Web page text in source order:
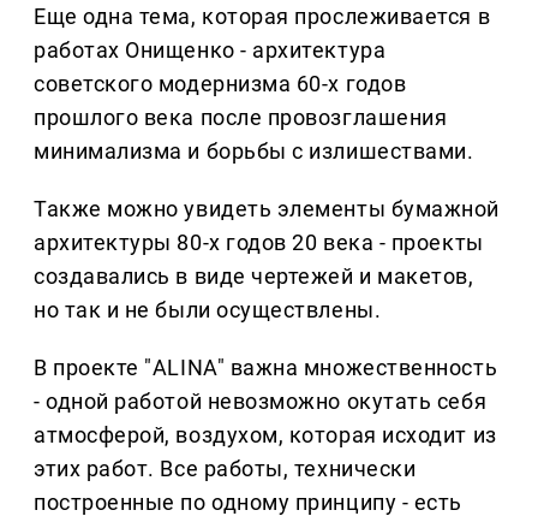
Еще одна тема, которая прослеживается в
работах Онищенко - архитектура
советского модернизма 60-х годов
прошлого века после провозглашения
минимализма и борьбы с излишествами.
Также можно увидеть элементы бумажной
архитектуры 80-х годов 20 века - проекты
создавались в виде чертежей и макетов,
но так и не были осуществлены.
В проекте "ALINA" важна множественность
- одной работой невозможно окутать себя
атмосферой, воздухом, которая исходит из
этих работ. Все работы, технически
построенные по одному принципу - есть